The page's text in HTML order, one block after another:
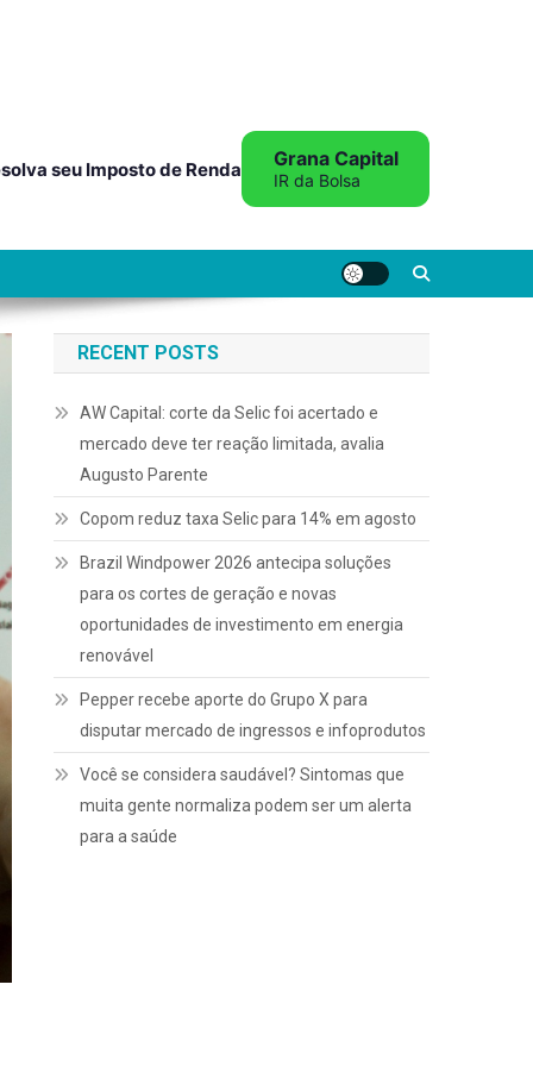
seu Imposto de Renda Grana Capital
IR da Bolsa
RECENT POSTS
AW Capital: corte da Selic foi acertado e
mercado deve ter reação limitada, avalia
Augusto Parente
Copom reduz taxa Selic para 14% em agosto
Brazil Windpower 2026 antecipa soluções
para os cortes de geração e novas
oportunidades de investimento em energia
renovável
Pepper recebe aporte do Grupo X para
disputar mercado de ingressos e infoprodutos
Você se considera saudável? Sintomas que
muita gente normaliza podem ser um alerta
para a saúde